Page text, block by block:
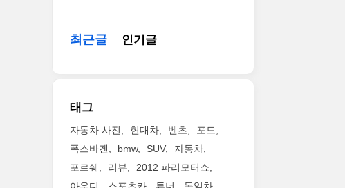
최근글 인기글
태그
자동차 사진 현대차 벤츠
포드
폭스바겐
bmw SUV
자동차
포르쉐
리뷰
2012 파리모터쇼